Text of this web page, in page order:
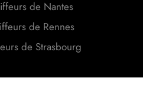
de Rennes
de Strasbourg